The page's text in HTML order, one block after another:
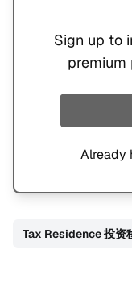
Sign up to
premium
Already
Tax Residence 投资